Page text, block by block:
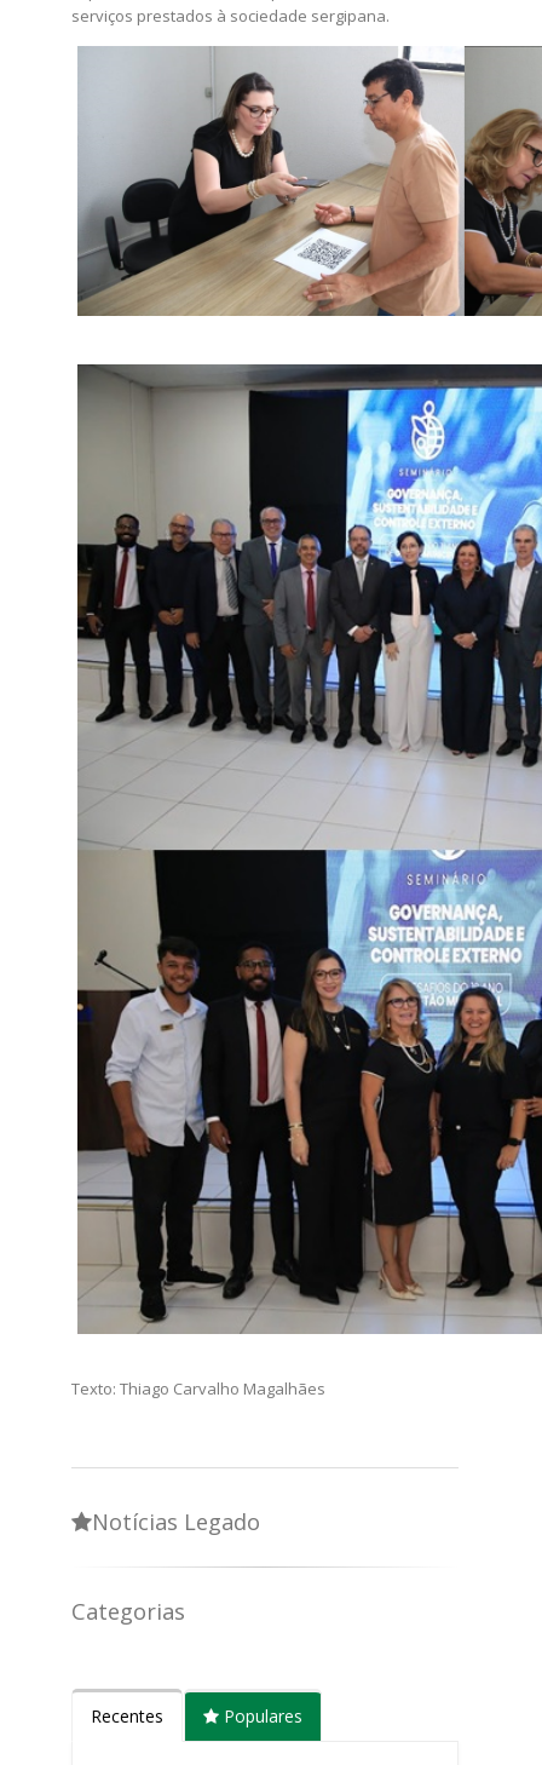
serviços prestados à sociedade sergipana.
Texto: Thiago Carvalho Magalhães
Notícias Legado
Categorias
Recentes Populares